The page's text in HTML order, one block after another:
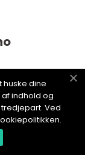
huske dine
indhold og
Ved